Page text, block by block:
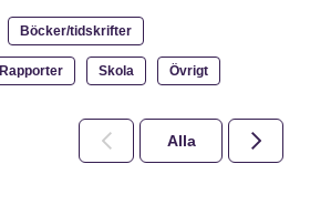
Böcker/tidskrifter
Rapporter Skola Övrigt
Alla 2026